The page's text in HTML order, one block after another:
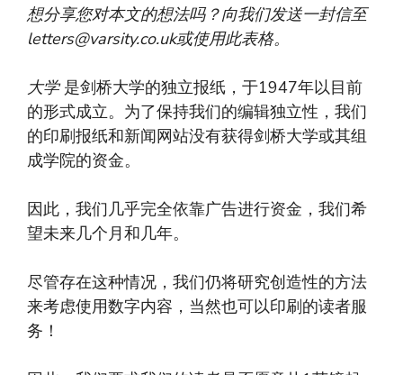
想分享您对本文的想法吗？向我们发送一封信至
letters@varsity.co.uk或使用此表格。
大学是剑桥大学的独立报纸，于1947年以目前
的形式成立。为了保持我们的编辑独立性，我们
的印刷报纸和新闻网站没有获得剑桥大学或其组
成学院的资金。
因此，我们几乎完全依靠广告进行资金，我们希
望未来几个月和几年。
尽管存在这种情况，我们仍将研究创造性的方法
来考虑使用数字内容，当然也可以印刷的读者服
务！